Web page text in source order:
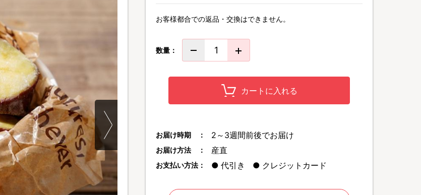
お客様都合での返品・交換はできません。
数量：
カートに入れる
お届け時期 ： 2～3週間前後でお届け
お届け方法 ： 産直
お支払い方法： 代引き クレジットカード